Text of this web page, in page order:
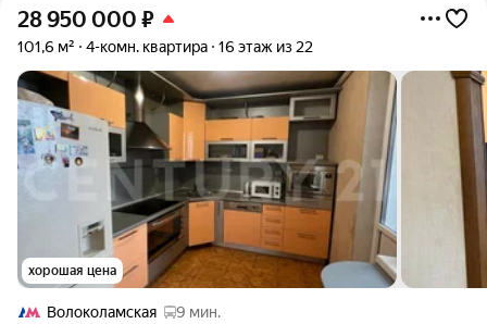
28 950 000 ₽
101,6 м² 4-комн. квартира 16 этаж из 22
хорошая цена
Волоколамская
9 мин.